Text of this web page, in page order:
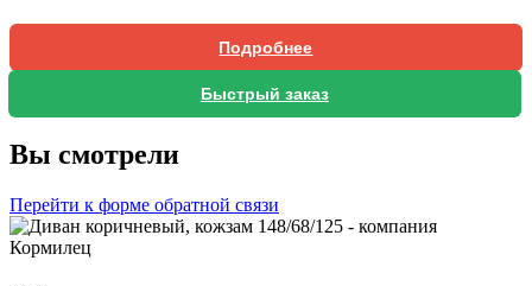
Подробнее
Быстрый заказ
Вы смотрели
Перейти к форме обратной связи